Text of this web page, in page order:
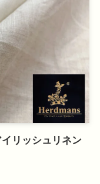
リッシュリネン